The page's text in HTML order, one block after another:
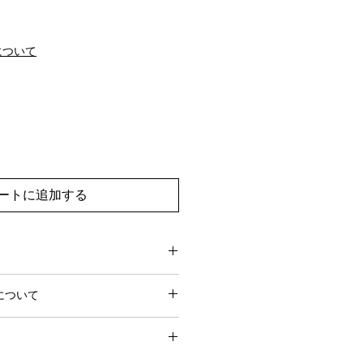
いて
トに追加する
ついて
らサービスを停止することができ